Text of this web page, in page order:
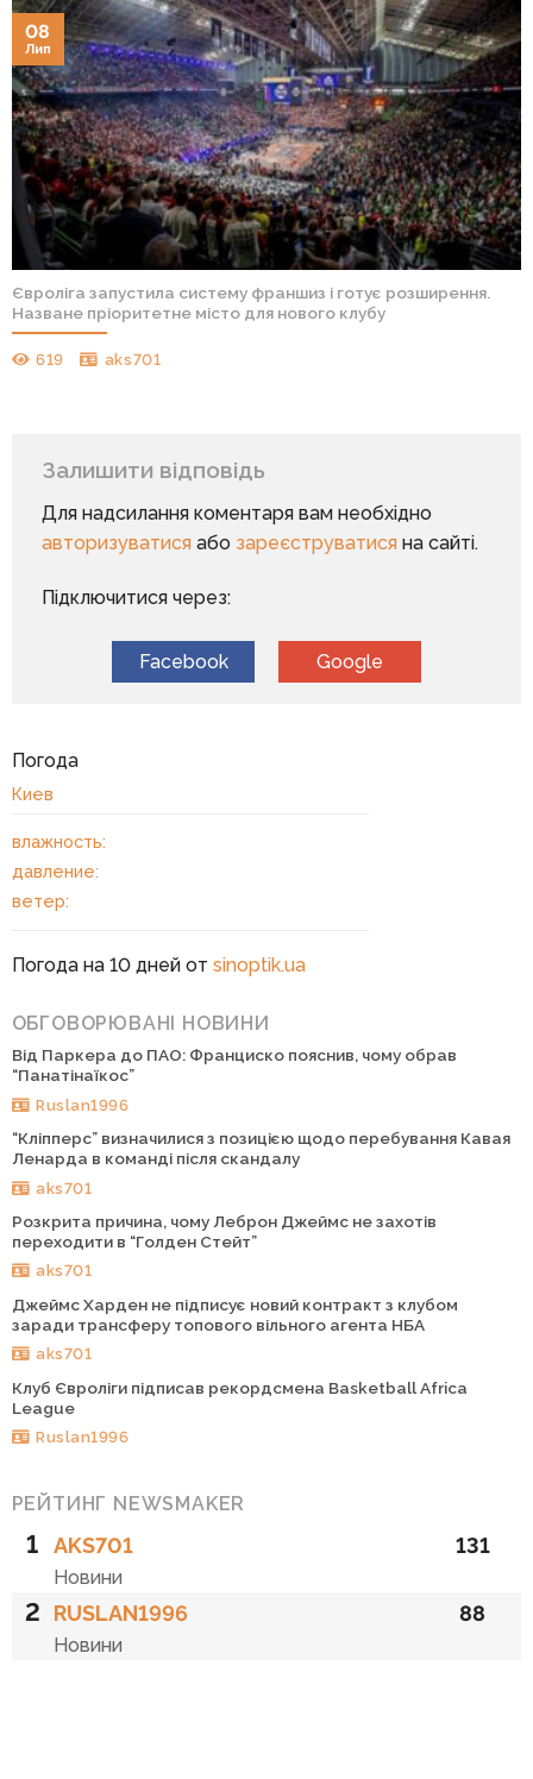
Євроліга запустила систему франшиз і готує розширення.
Назване пріоритетне місто для нового клубу
619 aks701
08
Лип
Залишити відповідь
Для надсилання коментаря вам необхідно
авторизуватисяабо зареєструватисяна сайті.
Підключитися через:
Facebook Google
Погода
Киев
влажность:
давление:
ветер:
Погода на 10 дней от sinoptik.ua
ОБГОВОРЮВАНІ НОВИНИ
Від Паркера до ПАО: Франциско пояснив, чому обрав
“Панатінаїкос”
Ruslan1996
“Кліпперс” визначилися з позицією щодо перебування Кавая
Ленарда в команді після скандалу
aks701
Розкрита причина, чому Леброн Джеймс не захотів
переходити в “Голден Стейт”
aks701
Джеймс Харден не підписує новий контракт з клубом
заради трансферу топового вільного агента НБА
aks701
Клуб Євроліги підписав рекордсмена Basketball Africa
League
Ruslan1996
РЕЙТИНГ NEWSMAKER
1 AKS701
Новини
131
2 RUSLAN1996
Новини
88